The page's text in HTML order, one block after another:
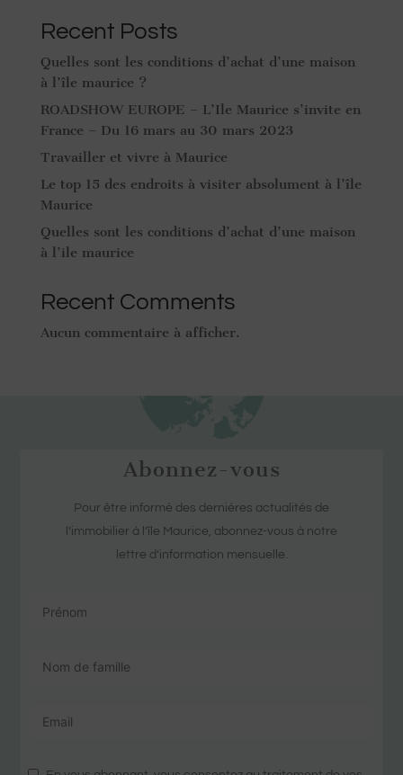
Recent Posts
Quelles sont les conditions d’achat d’une maison
à l’île maurice ?
ROADSHOW EUROPE – L’Ile Maurice s’invite en
France – Du 16 mars au 30 mars 2023
Travailler et vivre à Maurice
Le top 15 des endroits à visiter absolument à l’île
Maurice
Quelles sont les conditions d’achat d’une maison
à l’ile maurice
Recent Comments
Aucun commentaire à afficher.
Abonnez-vous
Pour être informé des dernières actualités de
l’immobilier à l’île Maurice, abonnez-vous à notre
lettre d’information mensuelle.